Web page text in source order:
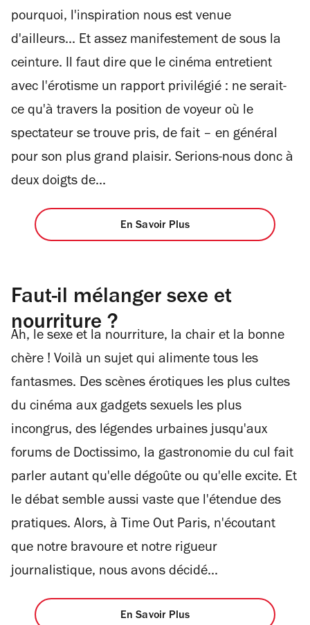
pourquoi, l'inspiration nous est venue
d'ailleurs... Et assez manifestement de sous la
ceinture. Il faut dire que le cinéma entretient
avec l'érotisme un rapport privilégié : ne serait-
ce qu'à travers la position de voyeur où le
spectateur se trouve pris, de fait – en général
pour son plus grand plaisir. Serions-nous donc à
deux doigts de...
En Savoir Plus
Faut-il mélanger sexe et
nourriture ?
Ah, le sexe et la nourriture, la chair et la bonne
chère ! Voilà un sujet qui alimente tous les
fantasmes. Des scènes érotiques les plus cultes
du cinéma aux gadgets sexuels les plus
incongrus, des légendes urbaines jusqu'aux
forums de Doctissimo, la gastronomie du cul fait
parler autant qu'elle dégoûte ou qu'elle excite. Et
le débat semble aussi vaste que l'étendue des
pratiques. Alors, à Time Out Paris, n'écoutant
que notre bravoure et notre rigueur
journalistique, nous avons décidé...
En Savoir Plus